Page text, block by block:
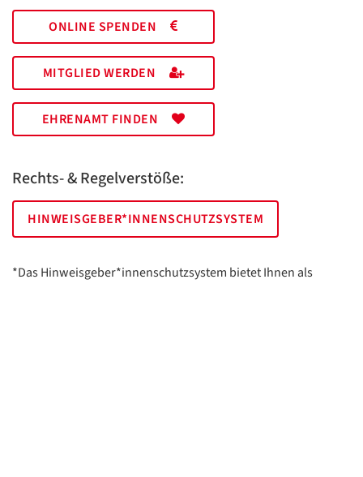
ONLINE SPENDEN
MITGLIED WERDEN
EHRENAMT FINDEN
Rechts- & Regelverstöße:
HINWEISGEBER*INNENSCHUTZSYSTEM
*Das Hinweisgeber*innenschutzsystem bietet Ihnen als